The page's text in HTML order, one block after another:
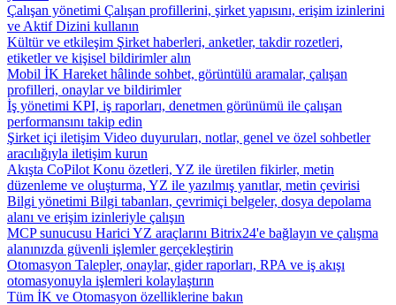
Çalışan yönetimi Çalışan profillerini, şirket yapısını, erişim izinlerini
ve Aktif Dizini kullanın
Kültür ve etkileşim Şirket haberleri, anketler, takdir rozetleri,
etiketler ve kişisel bildirimler alın
Mobil İK Hareket hâlinde sohbet, görüntülü aramalar, çalışan
profilleri, onaylar ve bildirimler
İş yönetimi KPI, iş raporları, denetmen görünümü ile çalışan
performansını takip edin
Şirket içi iletişim Video duyuruları, notlar, genel ve özel sohbetler
aracılığıyla iletişim kurun
Akışta CoPilot Konu özetleri, YZ ile üretilen fikirler, metin
düzenleme ve oluşturma, YZ ile yazılmış yanıtlar, metin çevirisi
Bilgi yönetimi Bilgi tabanları, çevrimiçi belgeler, dosya depolama
alanı ve erişim izinleriyle çalışın
MCP sunucusu Harici YZ araçlarını Bitrix24'e bağlayın ve çalışma
alanınızda güvenli işlemler gerçekleştirin
Otomasyon Talepler, onaylar, gider raporları, RPA ve iş akışı
otomasyonuyla işlemleri kolaylaştırın
Tüm İK ve Otomasyon özelliklerine bakın